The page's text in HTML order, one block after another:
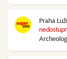
Praha